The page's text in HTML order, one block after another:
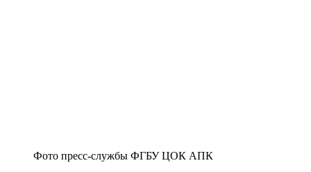
Фото пресс-службы ФГБУ ЦОК АПК